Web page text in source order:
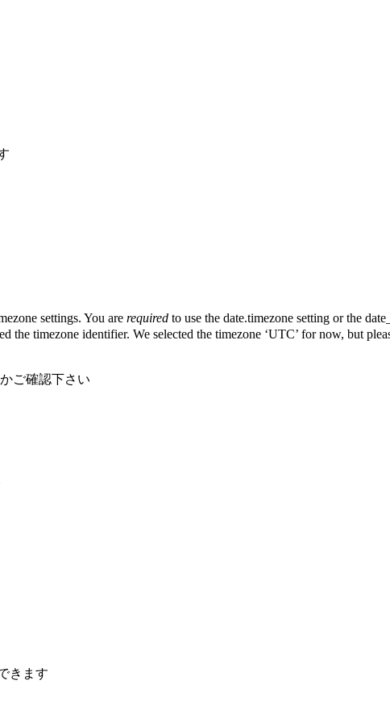
settings. You are required to use the date.timezone setting or the
timezone identifier. We selected the timezone ‘UTC’ for now, but
ご確認下さい
きます